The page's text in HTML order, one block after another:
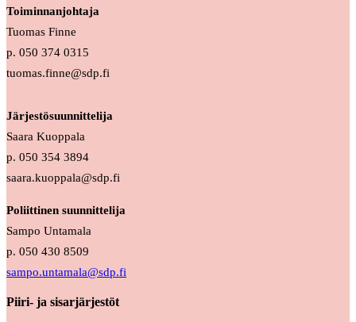
Toiminnanjohtaja
Tuomas Finne
p. 050 374 0315
tuomas.finne@sdp.fi
Järjestösuunnittelija
Saara Kuoppala
p. 050 354 3894
saara.kuoppala@sdp.fi
Poliittinen suunnittelija
Sampo Untamala
p. 050 430 8509
sampo.untamala@sdp.fi
Piiri- ja sisarjärjestöt